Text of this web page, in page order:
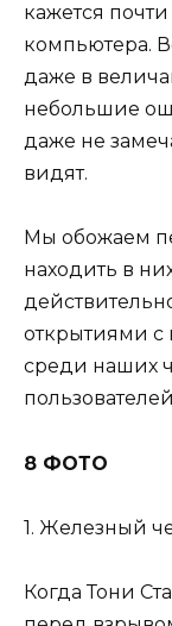
кажется
компьютера.
даже в
небольшие
даже не
видят.
Мы обожаем
находить в
открытиями
среди наших
8 ФОТО
1. Железный
Когда Тони